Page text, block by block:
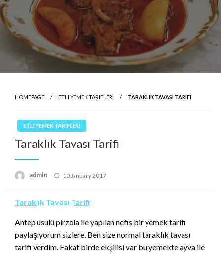
HOMEPAGE ETLI YEMEK TARIFLERI TARAKLIK TAVASI TARIFI
ETLI YEMEK TARIFLERI
Taraklık Tavası Tarifi
admin
Posted
10 January 2017
Taraklık Tavası Tarifi
Antep usulü pirzola ile yapılan nefis bir yemek tarifi
paylaşıyorum sizlere. Ben size normal taraklık tavası
tarifi verdim. Fakat birde ekşilisi var bu yemekte ayva ile